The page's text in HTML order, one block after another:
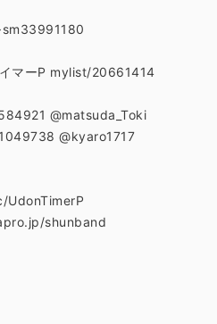
マーP mylist/20661414
@matsuda_Toki
@kyaro1717
shunband